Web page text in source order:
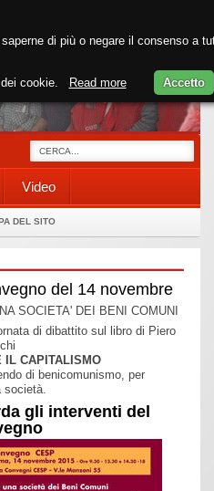
Video
DEL SITO
del 14 novembre
SOCIETA' DEI BENI COMUNI
di dibattito sul libro di Piero
IL CAPITALISMO
di benicomunismo, per
società.
gli interventi del
di più o negare il consenso a
dei cookie.
Read more Accetto